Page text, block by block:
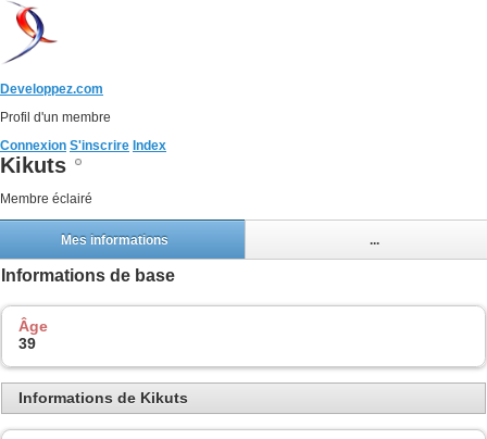
Developpez.com
Profil d'un membre
Connexion S'inscrire Index
Kikuts
Membre éclairé
Mes informations ...
Informations de base
Âge
39
Informations de Kikuts